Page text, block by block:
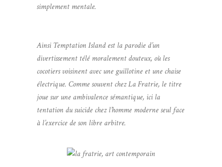
simplement mentale.
Ainsi Temptation Island est la parodie d’un
divertissement télé moralement douteux, où les
cocotiers voisinent avec une guillotine et une chaise
électrique. Comme souvent chez La Fratrie, le titre
joue sur une ambivalence sémantique, ici la
tentation du suicide chez l’homme moderne seul face
à l’exercice de son libre arbitre.